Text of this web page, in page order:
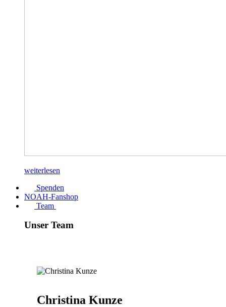
weiterlesen
Spenden
NOAH-Fanshop
Team
Unser Team
Christina Kunze